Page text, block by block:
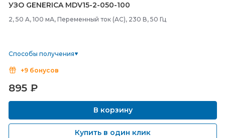
УЗО GENERICA MDV15-2-050-100
2, 50 A, 100 мА, Переменный ток (AC), 230 В, 50 Гц
Способы получения
+9 бонусов
895 ₽
В корзину
Купить в один клик